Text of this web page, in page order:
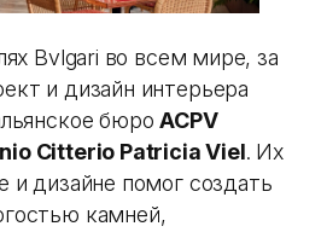
Bvlgari во всем мире, за
и дизайн интерьера
бюроACPV
Citterio Patricia Viel. Их
и дизайне помог создать
камней,